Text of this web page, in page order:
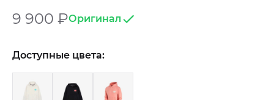
9 900 ₽Оригинал
Доступные цвета: